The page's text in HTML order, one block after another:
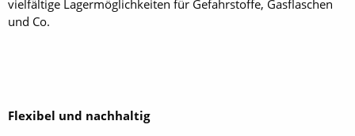
vielfältige Lagermöglichkeiten für Gefahrstoffe, Gasflaschen
und Co.
Flexibel und nachhaltig